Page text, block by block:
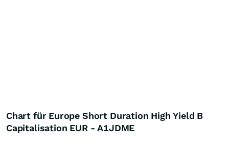
Chart für Europe Short Duration High Yield B
Capitalisation EUR - A1JDME